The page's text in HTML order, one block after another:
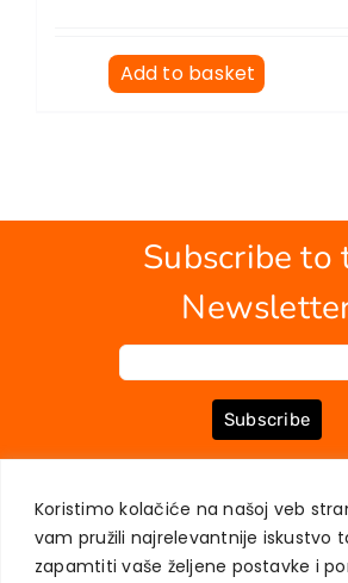
Koristimo kolačiće na našoj veb
vam pružili najrelevantnije iskustvo
zapamtiti vaše željene postavke i
Add to basket
Subscribe to
Subscribe
USER PRIVACY